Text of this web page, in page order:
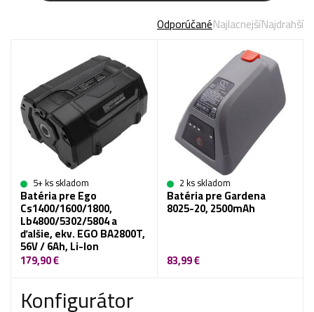
OdporúčanéNajlacnejšíNajdrahší
Konfigurátor
5+ ks skladom
Batéria pre Ego
Cs1400/1600/1800,
Lb4800/5302/5804 a
ďalšie, ekv. EGO BA2800T,
56V / 6Ah, Li-Ion
179,90 €
2 ks skladom
Batéria pre Gardena
8025-20, 2500mAh
83,99 €